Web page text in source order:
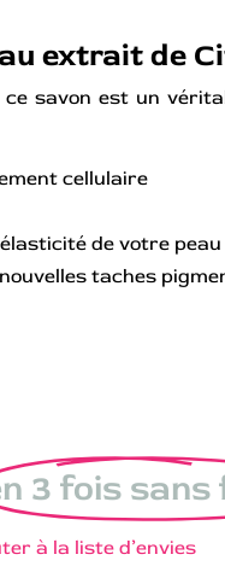
extrait de
ce savon est un
cellulaire
de votre
taches
3 fois
à la liste d’envies